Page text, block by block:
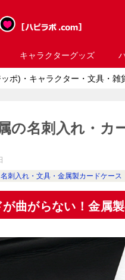
キャラクターグッズ
ポ)・キャラクター・文具・雑
の名刺入れ・カ
名刺入れ・文具・金属製カードケース
曲がらない！金属